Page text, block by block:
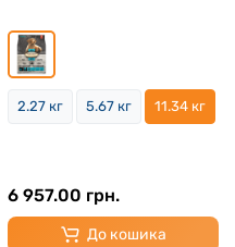
2.27 кг 5.67 кг 11.34 кг
6 957.00 грн.
До кошика